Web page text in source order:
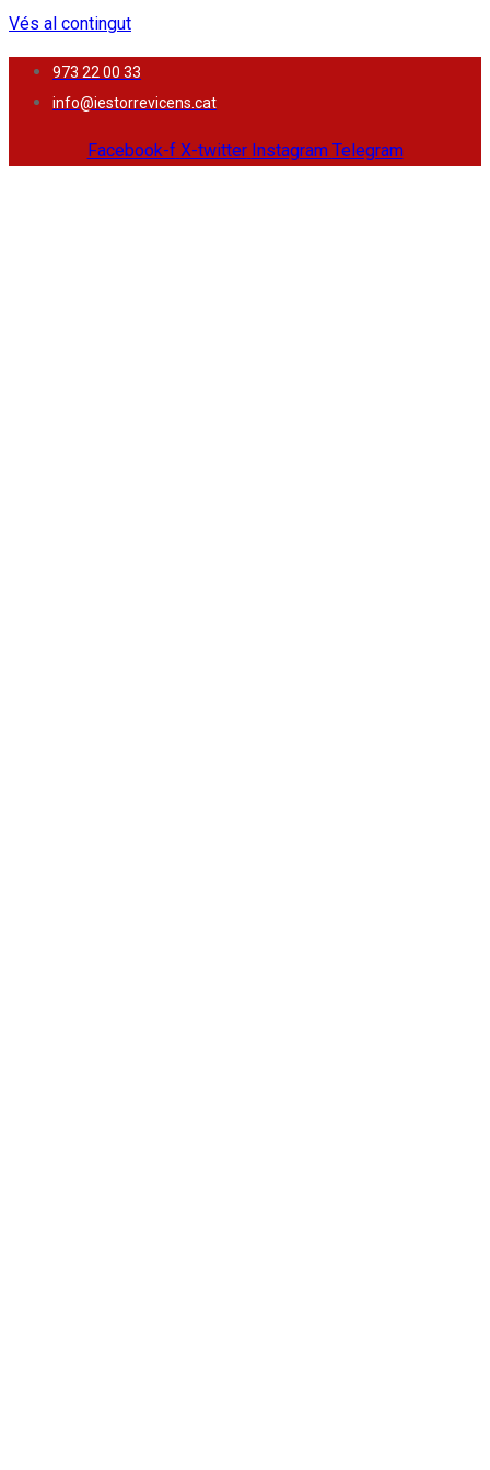
Vés al contingut
973 22 00 33
info@iestorrevicens.cat
Facebook-f X-twitter Instagram Telegram